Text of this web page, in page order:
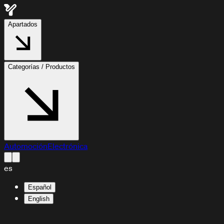
Apartados
Categorías / Productos
AutomociónElectrónica
es
Español
English